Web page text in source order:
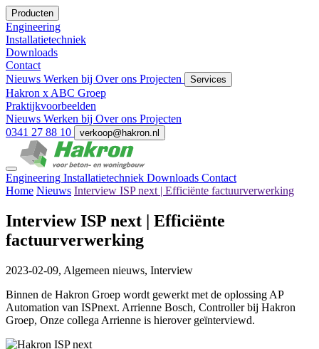
Producten
Engineering
Installatietechniek
Downloads
Contact
Nieuws Werken bij Over ons Projecten Services
Hakron x ABC Groep
Praktijkvoorbeelden
Nieuws Werken bij Over ons Projecten
0341 27 88 10
verkoop@hakron.nl
Engineering Installatietechniek Downloads Contact
Home Nieuws Interview ISP next | Efficiënte factuurverwerking
Interview ISP next | Efficiënte
factuurverwerking
2023-02-09, Algemeen nieuws, Interview
Binnen de Hakron Groep wordt gewerkt met de oplossing AP
Automation van ISPnext. Arrienne Bosch, Controller bij Hakron
Groep, Onze collega Arrienne is hierover geïnterviewd.